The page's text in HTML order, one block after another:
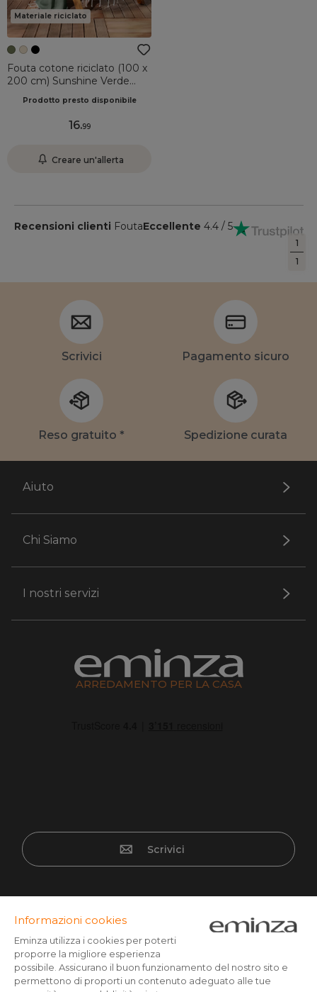
1
1
Materiale riciclato
Fouta cotone riciclato (100 x
200 cm) Sunshine Verde
Prodotto presto disponibile
16.99
Creare un'allerta
Recensioni clienti FoutaEccellente 4.4 / 5
Scrivici Pagamento sicuro
Reso gratuito * Spedizione curata
Aiuto
Chi Siamo
I nostri servizi
ARREDAMENTO PER LA CASA
Scrivici
Carta di credito, Paypal, bonifico a partire da CHF 500,
Twint, Apple/Google pay.